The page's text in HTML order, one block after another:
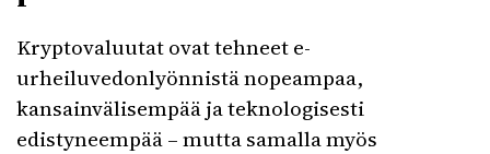
Kryptovaluutat ovat tehneet e-
urheiluvedonlyönnistä nopeampaa,
kansainvälisempää ja teknologisesti
edistyneempää – mutta samalla myös